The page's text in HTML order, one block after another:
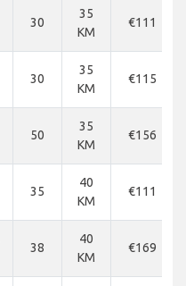
30
35
KM
€111
30
35
KM
€115
50
35
KM
€156
35
40
KM
€111
38
40
KM
€169